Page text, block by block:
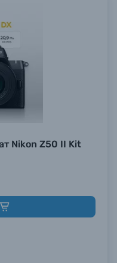
Nikon Z50 II Kit